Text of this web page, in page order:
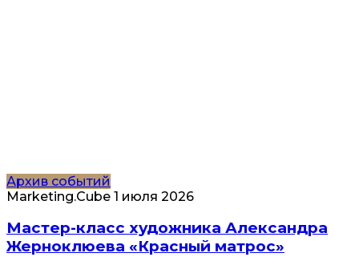
Архив событий
Marketing.Cube 1 июля 2026
Мастер-класс художника Александра
Жерноклюева «Красный матрос»